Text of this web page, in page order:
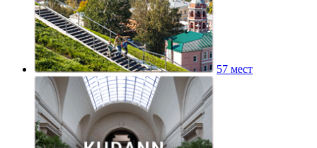
57 мест